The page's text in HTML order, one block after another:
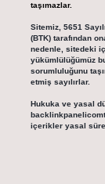
taşımazlar.
Sitemiz, 5651
(BTK) tarafından
nedenle, sitedeki
yükümlülüğümüz
sorumluluğunu
etmiş sayılırlar.
Hukuka ve yasal
içerikler yasal süre